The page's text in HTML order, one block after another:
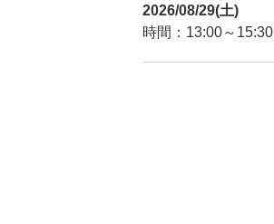
2026/08/29(土)
時間：13:00～15:30